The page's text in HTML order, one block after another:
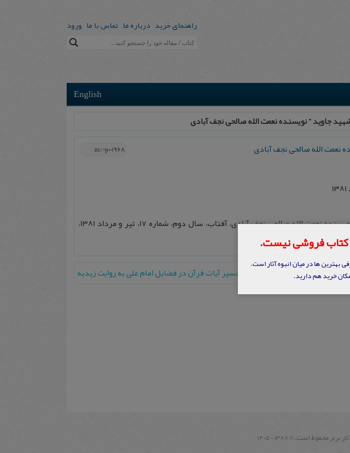
راهنمای خرید درباره ما تماس با ما ورود
English
جاويد ” نويسنده نعمت الله صالحی نجف آبادی
نعمت الله صالحی نجف آبادی
(؟)، ” نگاهي بر كتاب شهيد جاويد “، نويسنده نعمت الله صالحی نجف آبادی، آفتاب، سال دوم، شماره ۱۷، تير و مرداد ۱۳۸۱،
تفسير آيات قرآن در فضايل امام علی به روايت زيديه
فروشی نیست.
بهترین ها در میان انبوه آثار است.
خرید هم دارید.
برتر محفوظ است. ©